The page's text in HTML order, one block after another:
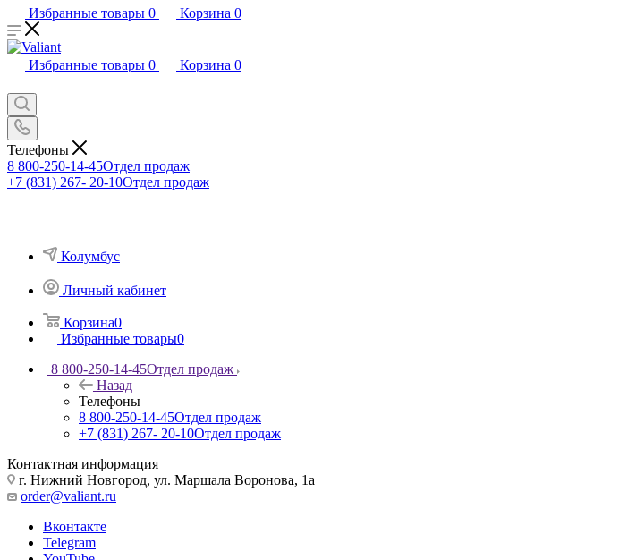
Избранные товары 0 Корзина 0
Избранные товары 0 Корзина 0
Телефоны
8 800-250-14-45Отдел продаж
+7 (831) 267- 20-10Отдел продаж
Колумбус
Личный кабинет
Корзина0
Избранные товары0
8 800-250-14-45Отдел продаж
Назад
Телефоны
8 800-250-14-45Отдел продаж
+7 (831) 267- 20-10Отдел продаж
Контактная информация
г. Нижний Новгород, ул. Маршала Воронова, 1а
order@valiant.ru
Вконтакте
Telegram